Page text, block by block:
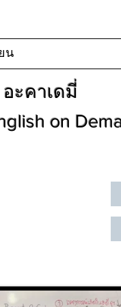
น
ะคาเดมี่
on